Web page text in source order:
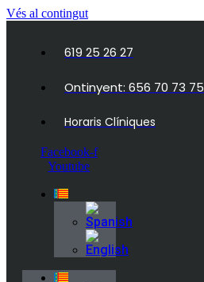
Vés al contingut
619 25 26 27
Ontinyent: 656 70 73 75
Horaris Clíniques
Facebook-f
Youtube